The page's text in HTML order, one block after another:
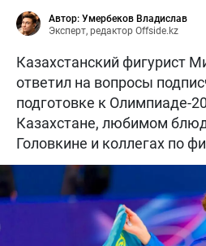
Автор: Умербеков Владислав
Эксперт, редактор Offside.kz
Казахстанский фигурист
ответил на вопросы
подготовке к Олимпиаде-
Казахстане, любимом
Головкине и коллегах по